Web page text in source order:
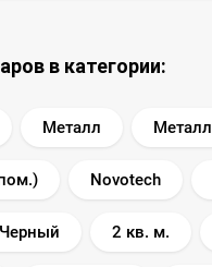
в категории:
Металл Металл
Novotech
Черный 2 кв. м.